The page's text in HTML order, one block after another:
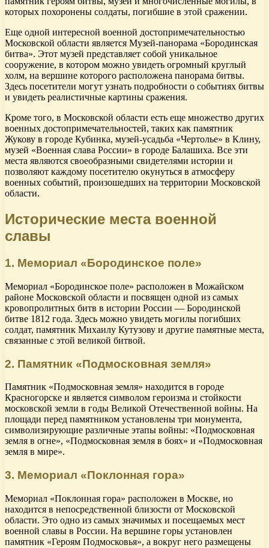
которых похоронены солдаты, погибшие в этой сражении.
Еще одной интересной военной достопримечательностью
Московской области является Музей-панорама «Бородинская
битва». Этот музей представляет собой уникальное
сооружение, в котором можно увидеть огромный круглый
холм, на вершине которого расположена панорама битвы.
Здесь посетители могут узнать подробности о событиях битвы
и увидеть реалистичные картины сражения.
Кроме того, в Московской области есть еще множество других
военных достопримечательностей, таких как памятник
Жукову в городе Кубинка, музей-усадьба «Чертолье» в Клину,
музей «Военная слава России» в городе Балашиха. Все эти
места являются своеобразными свидетелями истории и
позволяют каждому посетителю окунуться в атмосферу
военных событий, произошедших на территории Московской
области.
Исторические места военной
славы
1. Мемориал «Бородинское поле»
Мемориал «Бородинское поле» расположен в Можайском
районе Московской области и посвящен одной из самых
кровопролитных битв в истории России — Бородинской
битве 1812 года. Здесь можно увидеть могилы погибших
солдат, памятник Михаилу Кутузову и другие памятные места,
связанные с этой великой битвой.
2. Памятник «Подмосковная земля»
Памятник «Подмосковная земля» находится в городе
Красногорске и является символом героизма и стойкости
московской земли в годы Великой Отечественной войны. На
площади перед памятником установлены три монумента,
символизирующие различные этапы войны: «Подмосковная
земля в огне», «Подмосковная земля в боях» и «Подмосковная
земля в мире».
3. Мемориал «Поклонная гора»
Мемориал «Поклонная гора» расположен в Москве, но
находится в непосредственной близости от Московской
области. Это одно из самых значимых и посещаемых мест
военной славы в России. На вершине горы установлен
памятник «Героям Подмосковья», а вокруг него размещены